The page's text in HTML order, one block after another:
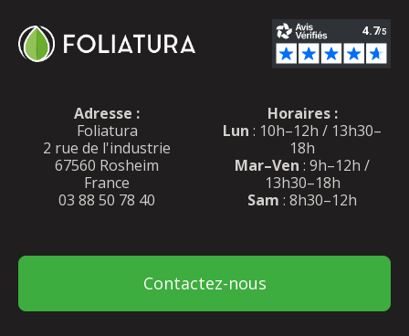
Adresse :
Foliatura
2 rue de l'industrie
67560 Rosheim
France
03 88 50 78 40
Horaires :
Lun : 10h–12h / 13h30–
18h
Mar–Ven : 9h–12h /
13h30–18h
Sam : 8h30–12h
Contactez-nous